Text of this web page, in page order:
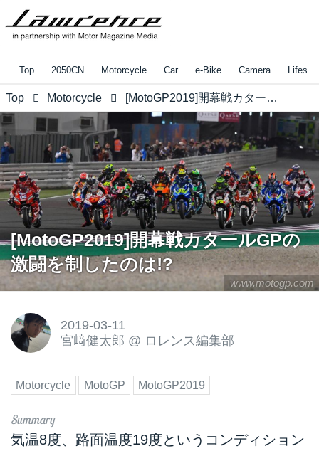
Top 2050CN Motorcycle Car e-Bike Camera
Top Motorcycle [MotoGP2019]開幕戦カタールGPの激闘を制したのは!?
www.motogp.com
[MotoGP2019]開幕戦カタールGPの
激闘を制したのは!?
2019-03-11
宮﨑健太郎 @ ロレンス編集部
Motorcycle MotoGP MotoGP2019
気温8度、路面温度19度というコンディション